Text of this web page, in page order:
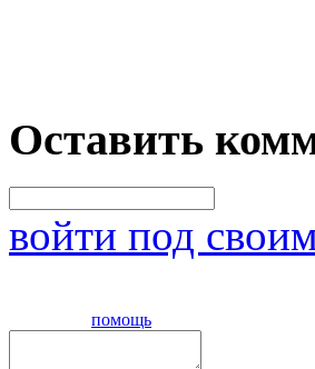
Оставить
войти под
помощь